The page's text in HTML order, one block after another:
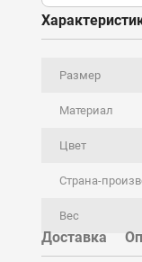
Размер
Материал
Цвет
Страна-
Вес
Доставка